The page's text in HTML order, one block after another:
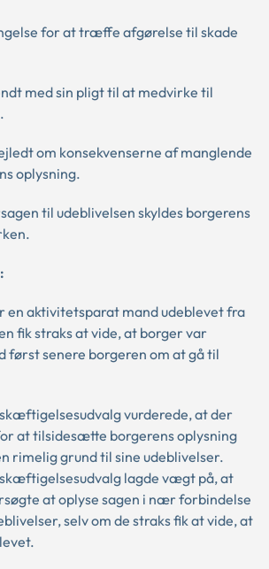
for at træffe afgørelse til skade
med sin pligt til at medvirke til
om konsekvenserne af manglende
oplysning.
til udeblivelsen skyldes borgerens
en aktivitetsparat mand udeblevet fra
fik straks at vide, at borger var
først senere borgeren om at gå til
vurderede, at der
at tilsidesætte borgerens oplysning
rimelig grund til sine udeblivelser.
lagde vægt på, at
at oplyse sagen i nær forbindelse
selv om de straks fik at vide, at